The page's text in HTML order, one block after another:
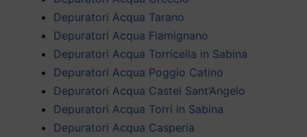
Depuratori Acqua Tarano
Depuratori Acqua Fiamignano
Depuratori Acqua Torricella in Sabina
Depuratori Acqua Poggio Catino
Depuratori Acqua Castel Sant’Angelo
Depuratori Acqua Torri in Sabina
Depuratori Acqua Casperia